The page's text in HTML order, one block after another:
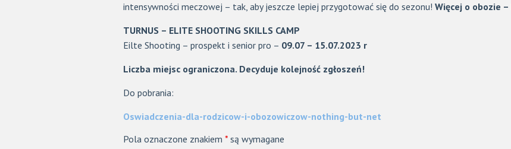
intensywności meczowej – tak, aby jeszcze lepiej przygotować się do sezonu! Więcej o obozie –
TURNUS – ELITE SHOOTING SKILLS CAMP
Eilte Shooting – prospekt i senior pro – 09.07 – 15.07.2023 r
Liczba miejsc ograniczona. Decyduje kolejność zgłoszeń!
Do pobrania:
Oswiadczenia-dla-rodzicow-i-obozowiczow-nothing-but-net
Pola oznaczone znakiem * są wymagane